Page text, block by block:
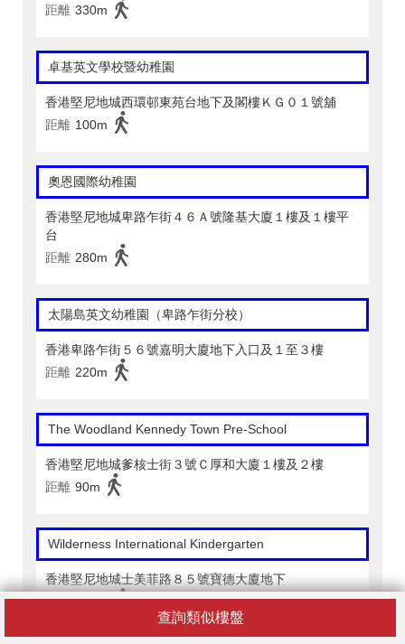
查詢類似樓盤
距離 330m
卓基英文學校暨幼稚園
香港堅尼地城西環邨東苑台地下及閣樓ＫＧ０１號舖
距離 100m
奧恩國際幼稚園
香港堅尼地城卑路乍街４６Ａ號隆基大廈１樓及１樓平
台
距離 280m
太陽島英文幼稚園（卑路乍街分校）
香港卑路乍街５６號嘉明大廈地下入口及１至３樓
距離 220m
The Woodland Kennedy Town Pre-School
香港堅尼地城爹核士街３號Ｃ厚和大廈１樓及２樓
距離 90m
Wilderness International Kindergarten
香港堅尼地城士美菲路８５號寶德大廈地下
距離 340m